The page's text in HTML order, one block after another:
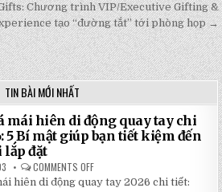
Chương trình VIP/Executive Gifting &
tạo “đường tắt” tới phòng họp →
TIN BÀI MỚI NHẤT
mái hiên di động quay tay chi
5 Bí mật giúp bạn tiết kiệm đến
đặt
COMMENTS OFF
BẢNG
GIÁ
hiên di động quay tay 2026 chi tiết: